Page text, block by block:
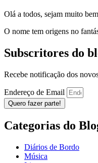
Olá a todos, sejam muito
O nome tem origens no
Subscritores do
Recebe notificação dos
Endereço de Email
Quero fazer parte!
Categorias do
Diários de Bordo
Música